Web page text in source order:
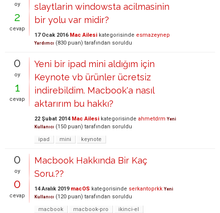
oy
2
cevap
slaytlarin windowsta acilmasinin
bir yolu var midir?
17 Ocak 2016 Mac Ailesi kategorisinde esmazeynep
Yardımcı (830 puan) tarafından soruldu
0
oy
1
cevap
Yeni bir ipad mini aldığım için
Keynote vb ürünler ücretsiz
indirebildim. Macbook'a nasıl
aktarırım bu hakkı?
22 Şubat 2014 Mac Ailesi kategorisinde ahmetdrm Yeni
Kullanıcı (150 puan) tarafından soruldu
ipad
mini keynote
0
oy
0
cevap
Macbook Hakkında Bir Kaç
Soru.??
14 Aralık 2019 macOS kategorisinde serkantoprkk Yeni
Kullanıcı (120 puan) tarafından soruldu
macbook
macbook-pro
ikinci-el